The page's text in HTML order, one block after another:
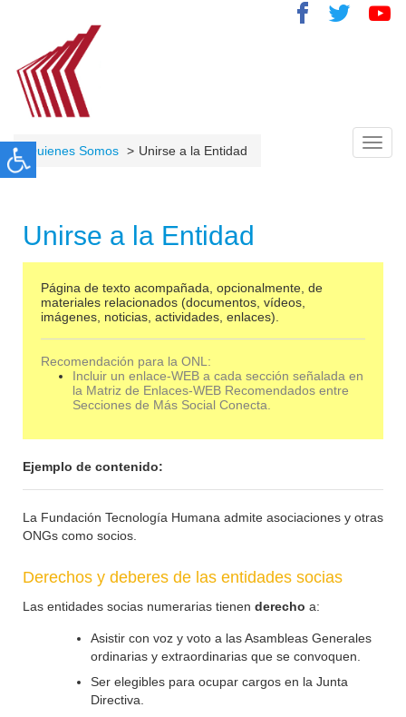
Quienes Somos Unirse a la Entidad
Unirse a la Entidad
Página de texto acompañada, opcionalmente, de
materiales relacionados (documentos, vídeos,
imágenes, noticias, actividades, enlaces).
Recomendación para la ONL:
Incluir un enlace-WEB a cada sección señalada en
la Matriz de Enlaces-WEB Recomendados entre
Secciones de Más Social Conecta.
Ejemplo de contenido:
La Fundación Tecnología Humana admite asociaciones y otras
ONGs como socios.
Derechos y deberes de las entidades socias
Las entidades socias numerarias tienen derecho a:
Asistir con voz y voto a las Asambleas Generales
ordinarias y extraordinarias que se convoquen.
Ser elegibles para ocupar cargos en la Junta
Directiva.